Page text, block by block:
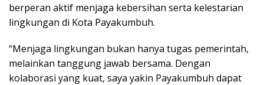
berperan aktif menjaga kebersihan serta kelestarian
lingkungan di Kota Payakumbuh.
“Menjaga lingkungan bukan hanya tugas pemerintah,
melainkan tanggung jawab bersama. Dengan
kolaborasi yang kuat, saya yakin Payakumbuh dapat